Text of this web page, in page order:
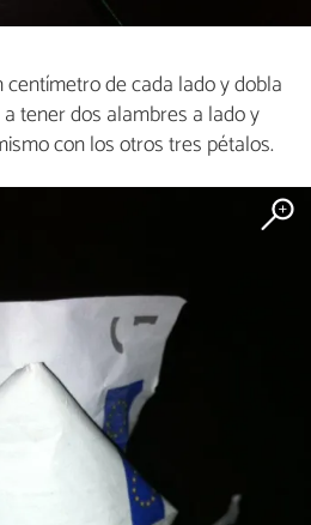
de cada lado y dobla
tener dos alambres a lado y
con los otros tres pétalos.